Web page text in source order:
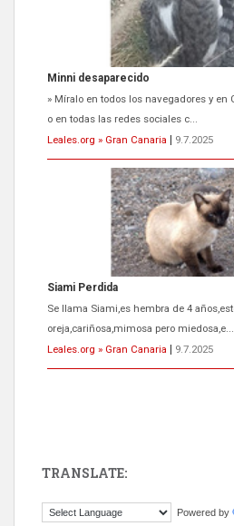
Minni desaparecido
» Míralo en todos los navegadores y en
o en todas las redes sociales c...
Leales.org » Gran Canaria
9.7.2025
Siami Perdida
Se llama Siami,es hembra de 4
oreja,cariñosa,mimosa pero miedosa,e...
Leales.org » Gran Canaria
9.7.2025
El ayuntamiento se va a llevar a Los
TRANSLATE:
Powered by